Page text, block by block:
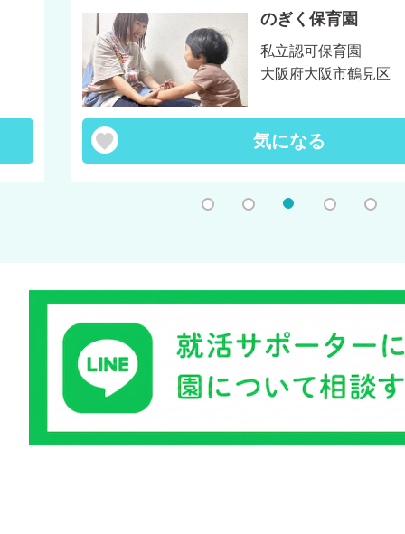
のぎく保育園
私立認可保育園
大阪府大阪市鶴見区
気になる